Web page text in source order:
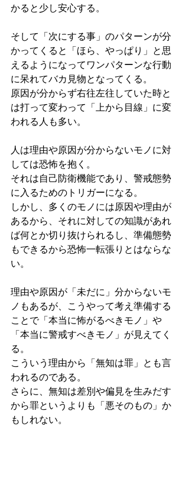
かると少し安心する。
そして「次にする事」のパターンが分
かってくると「ほら、やっぱり」と思
えるようになってワンパターンな行動
に呆れてバカ見物となってくる。
原因が分からず右往左往していた時と
は打って変わって「上から目線」に変
われる人も多い。
人は理由や原因が分からないモノに対
しては恐怖を抱く。
それは自己防衛機能であり、警戒態勢
に入るためのトリガーになる。
しかし、多くのモノには原因や理由が
あるから、それに対しての知識があれ
ば何とか切り抜けられるし、準備態勢
もできるから恐怖一転張りとはならな
い。
理由や原因が「未だに」分からないモ
ノもあるが、こうやって考え準備する
ことで「本当に怖がるべきモノ」や
「本当に警戒すべきモノ」が見えてく
る。
こういう理由から「無知は罪」とも言
われるのである。
さらに、無知は差別や偏見を生みだす
から罪というよりも「悪そのもの」か
もしれない。